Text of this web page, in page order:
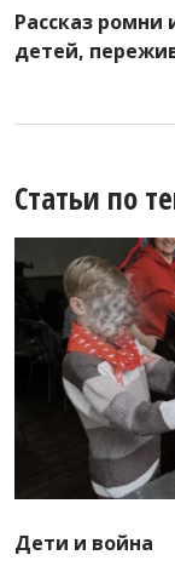
Рассказ ромни
детей,
Статьи по
Дети и война